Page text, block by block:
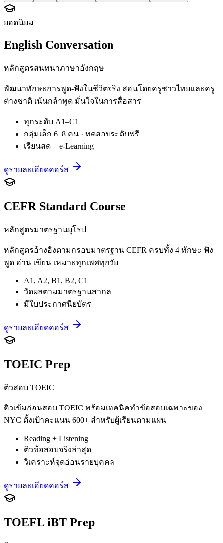
ยอดนิยม
English Conversation
หลักสูตรสนทนาภาษาอังกฤษ
พัฒนาทักษะการพูด-ฟังในชีวิตจริง สอนโดยครูชาวไทยและครู
ต่างชาติ เน้นกล้าพูด มั่นใจในการสื่อสาร
ทุกระดับ A1–C1
กลุ่มเล็ก 6–8 คน · ทดสอบระดับฟรี
เรียนสด + e-Learning
ดูรายละเอียดคอร์ส
CEFR Standard Course
หลักสูตรมาตรฐานยุโรป
หลักสูตรอ้างอิงตามกรอบมาตรฐาน CEFR ครบทั้ง 4 ทักษะ ฟัง
พูด อ่าน เขียน เหมาะทุกเพศทุกวัย
A1, A2, B1, B2, C1
วัดผลตามมาตรฐานสากล
มีใบประกาศนียบัตร
ดูรายละเอียดคอร์ส
TOEIC Prep
ติวสอบ TOEIC
ติวเข้มก่อนสอบ TOEIC พร้อมเทคนิคทำข้อสอบเฉพาะของ
NYC ตั้งเป้าคะแนน 600+ สำหรับผู้เรียนตามแผน
Reading + Listening
ติวข้อสอบจริงล่าสุด
วิเคราะห์จุดอ่อนรายบุคคล
ดูรายละเอียดคอร์ส
TOEFL iBT Prep